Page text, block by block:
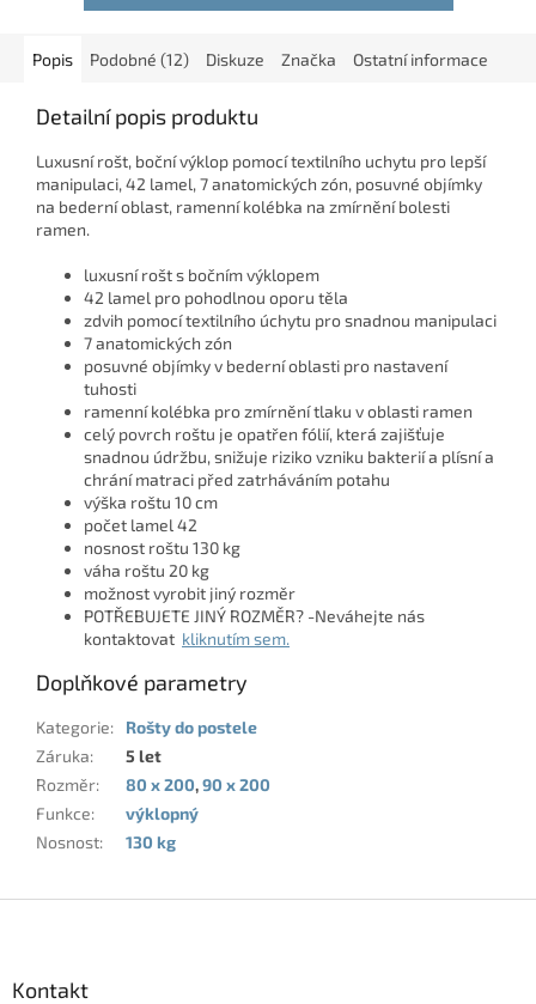
Popis Podobné (12) Diskuze Značka Ostatní informace
Detailní popis produktu
Luxusní rošt, boční výklop pomocí textilního uchytu pro lepší
manipulaci, 42 lamel, 7 anatomických zón, posuvné objímky
na bederní oblast, ramenní kolébka na zmírnění bolesti
ramen.
luxusní rošt s bočním výklopem
42 lamel pro pohodlnou oporu těla
zdvih pomocí textilního úchytu pro snadnou manipulaci
7 anatomických zón
posuvné objímky v bederní oblasti pro nastavení
tuhosti
ramenní kolébka pro zmírnění tlaku v oblasti ramen
celý povrch roštu je opatřen fólií, která zajišťuje
snadnou údržbu, snižuje riziko vzniku bakterií a plísní a
chrání matraci před zatrháváním potahu
výška roštu 10 cm
počet lamel 42
nosnost roštu 130 kg
váha roštu 20 kg
možnost vyrobit jiný rozměr
POTŘEBUJETE JINÝ ROZMĚR? -Neváhejte nás
kontaktovat kliknutím sem.
Doplňkové parametry
Kategorie:
Rošty do postele
Záruka:
5 let
Rozměr: 80 x 200,90 x 200
Funkce:
výklopný
Nosnost: 130 kg
Kontakt